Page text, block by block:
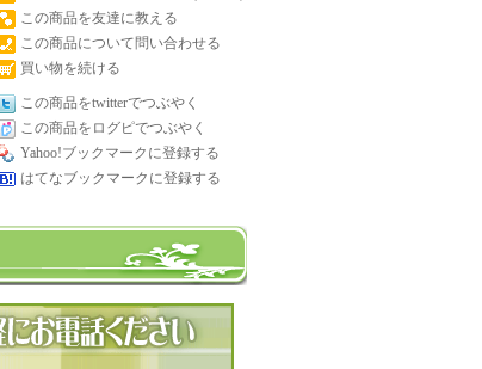
この商品を友達に教える
この商品について問い合わせる
買い物を続ける
この商品をtwitterでつぶやく
この商品をログピでつぶやく
Yahoo!ブックマークに登録する
はてなブックマークに登録する